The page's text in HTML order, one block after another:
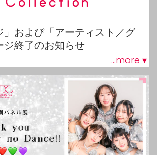
」および「アーティスト／グ
終了のお知らせ
...more ▾